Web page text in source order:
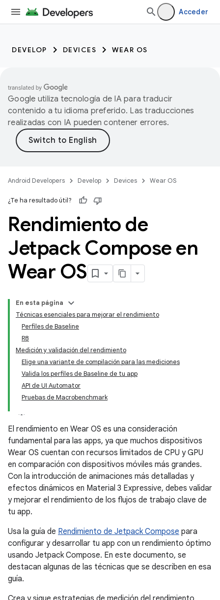
Acceder
DEVELOP DEVICES WEAR OS
Google utiliza tecnología de IA para traducir
contenido a tu idioma preferido. Las traducciones
realizadas con IA pueden contener errores.
Android Developers Develop Devices Wear OS
¿Te ha resultado útil?
Rendimiento de
Jetpack Compose en
Wear OS
En esta página
Técnicas esenciales para mejorar el rendimiento
Perfiles de Baseline
R8
Medición y validación del rendimiento
Elige una variante de compilación para las mediciones
Valida los perfiles de Baseline de tu app
API de UI Automator
Pruebas de Macrobenchmark
El rendimiento en Wear OS es una consideración
fundamental para las apps, ya que muchos dispositivos
Wear OS cuentan con recursos limitados de CPU y GPU
en comparación con dispositivos móviles más grandes.
Con la introducción de animaciones más detalladas y
efectos dinámicos en Material 3 Expressive, debes validar
y mejorar el rendimiento de los flujos de trabajo clave de
tu app.
Usa la guía de Rendimiento de Jetpack Compose para
configurar y desarrollar tu app con un rendimiento óptimo
usando Jetpack Compose. En este documento, se
destacan algunas de las técnicas que se describen en esa
guía.